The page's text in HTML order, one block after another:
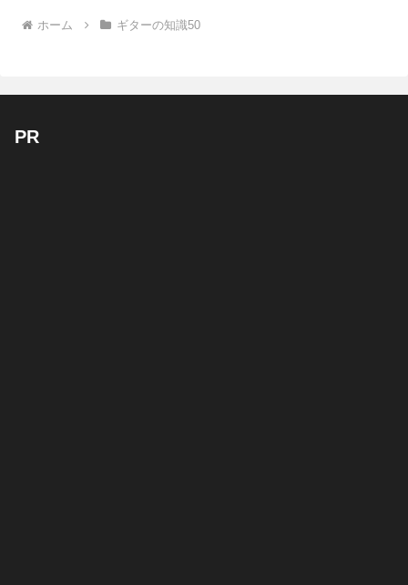
ホーム ギターの知識50
PR